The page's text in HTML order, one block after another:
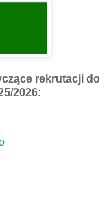
rekrutacji do
2026: